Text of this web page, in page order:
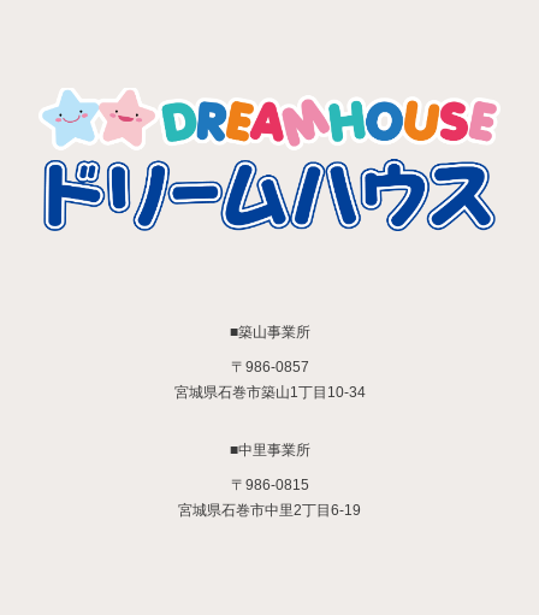
■築山事業所
〒986-0857
宮城県石巻市築山1丁目10-34
■中里事業所
〒986-0815
宮城県石巻市中里2丁目6-19